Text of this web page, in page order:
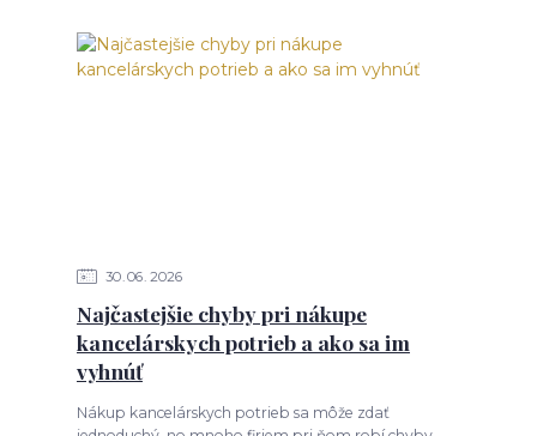
30 06 2026
Najčastejšie chyby pri nákupe
kancelárskych potrieb a ako sa im
vyhnúť
Nákup kancelárskych potrieb sa môže zdať